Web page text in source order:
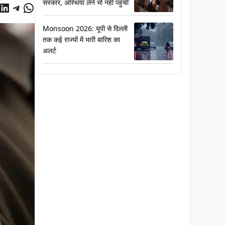
Telegram
WhatsApp
संस्कार, अस्थियां लेने भी नहीं पहुंचीं
Monsoon 2026: यूपी से दिल्ली
तक कई राज्यों में भारी बारिश का
अलर्ट